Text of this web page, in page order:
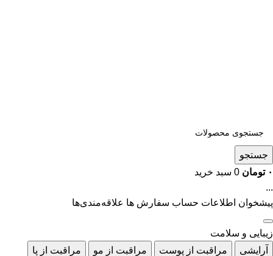
جستجو
۰ تومان 0 سبد خرید
...
پیشخوان اطلاعات حساب سفارش ها علاقه‌مندی‌ها
زیبایی و سلامت
آرایشی
مراقبت از پوست مراقبت از مو
مراقبت از پا